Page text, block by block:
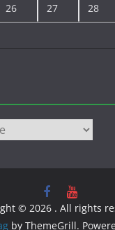
26 27 28
© 2026 . All rights
by ThemeGrill.